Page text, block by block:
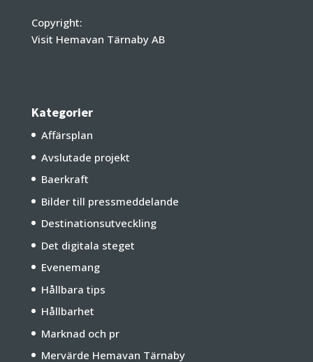
Copyright:
Visit Hemavan Tärnaby AB
Kategorier
Affärsplan
Avslutade projekt
Baerkraft
Bilder till pressmeddelande
Destinationsutveckling
Det digitala steget
Evenemang
Hållbara tips
Hållbarhet
Marknad och pr
Mervärde Hemavan Tärnaby